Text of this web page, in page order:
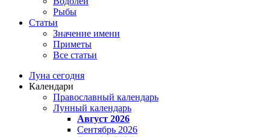
Рыбы
Статьи
Значение имени
Приметы
Все статьи
Луна сегодня
Календари
Православный календарь
Лунный календарь
Август 2026
Сентябрь 2026